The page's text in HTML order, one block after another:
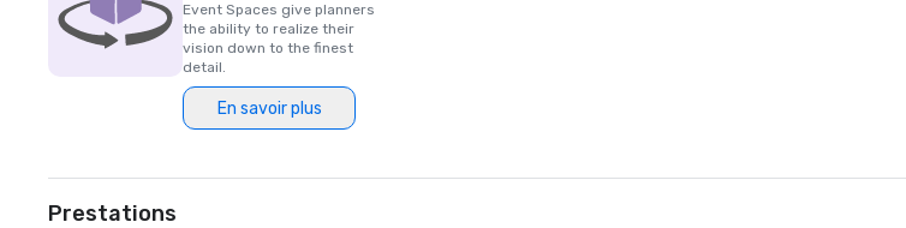
Event Spaces give planners
the ability to realize their
vision down to the finest
detail.
En savoir plus
Prestations